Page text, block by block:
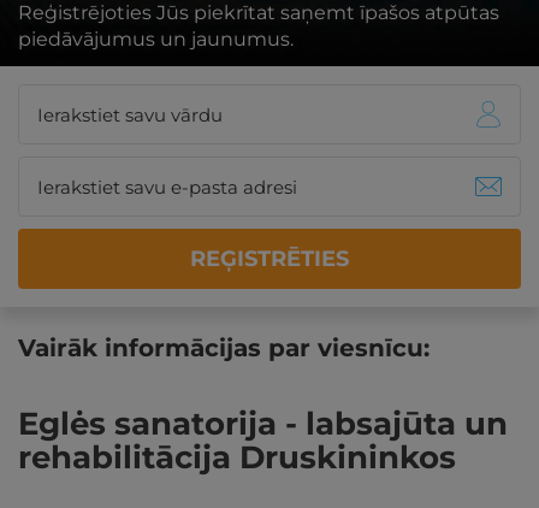
Reģistrējoties Jūs piekrītat saņemt īpašos atpūtas
piedāvājumus un jaunumus.
REĢISTRĒTIES
Vairāk informācijas par viesnīcu:
Eglės sanatorija - labsajūta un
rehabilitācija Druskininkos